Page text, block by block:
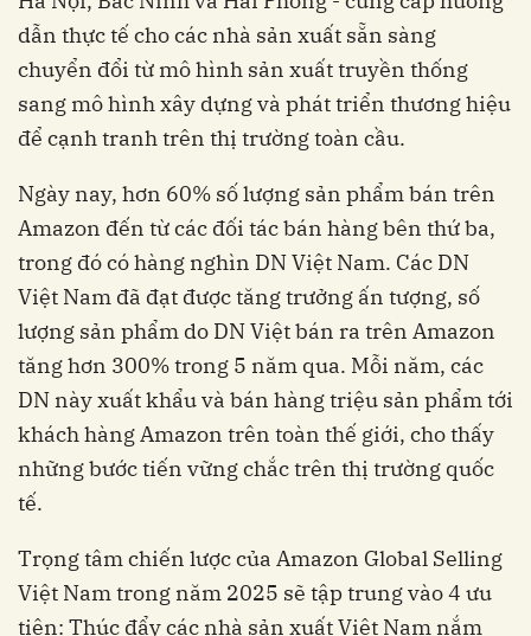
dẫn thực tế cho các nhà sản xuất sẵn sàng
chuyển đổi từ mô hình sản xuất truyền thống
sang mô hình xây dựng và phát triển thương hiệu
để cạnh tranh trên thị trường toàn cầu.
Ngày nay, hơn 60% số lượng sản phẩm bán trên
Amazon đến từ các đối tác bán hàng bên thứ ba,
trong đó có hàng nghìn DN Việt Nam. Các DN
Việt Nam đã đạt được tăng trưởng ấn tượng, số
lượng sản phẩm do DN Việt bán ra trên Amazon
tăng hơn 300% trong 5 năm qua. Mỗi năm, các
DN này xuất khẩu và bán hàng triệu sản phẩm tới
khách hàng Amazon trên toàn thế giới, cho thấy
những bước tiến vững chắc trên thị trường quốc
tế.
Trọng tâm chiến lược của Amazon Global Selling
Việt Nam trong năm 2025 sẽ tập trung vào 4 ưu
tiên: Thúc đẩy các nhà sản xuất Việt Nam nắm